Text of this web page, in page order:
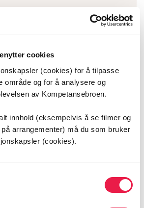
cookies
(cookies) for å tilpasse
område og for å analysere og
av Kompetansebroen.
innhold (eksempelvis å se filmer og
arrangementer) må du som bruker
(cookies).